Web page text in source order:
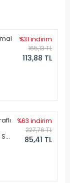
%31 indirim
165,13 TL
113,88 TL
%63 indirim
227,76 TL
85,41 TL